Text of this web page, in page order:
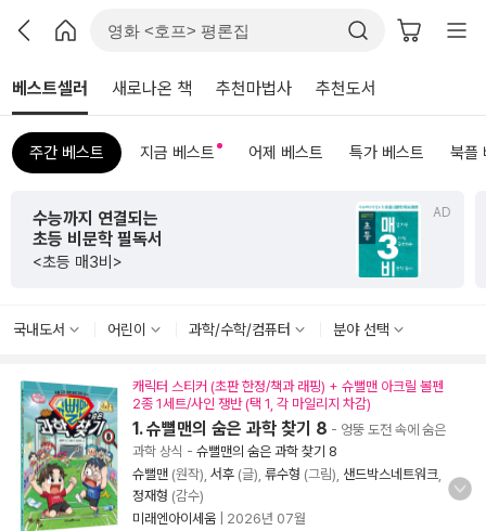
베스트셀러 새로나온 책 추천마법사 추천도서
주간 베스트 지금 베스트 어제 베스트 특가 베스트 북플
초판 한정 한지 제작본!
<그리하여 어느 날 사랑이여>
국내도서 어린이 과학/수학/컴퓨터 분야 선택
캐릭터 스티커 (초판 한정/책과 래핑) + 슈뻘맨 아크릴 볼펜
2종 1세트/사인 쟁반 (택 1, 각 마일리지 차감)
1. 슈뻘맨의 숨은 과학 찾기 8 - 엉뚱 도전 속에 숨은
과학 상식 - 슈뻘맨의 숨은 과학 찾기 8
슈뻘맨 (원작), 서후 (글), 류수형 (그림), 샌드박스네트워크
정재형 (감수)
미래엔아이세움
2026년 07월